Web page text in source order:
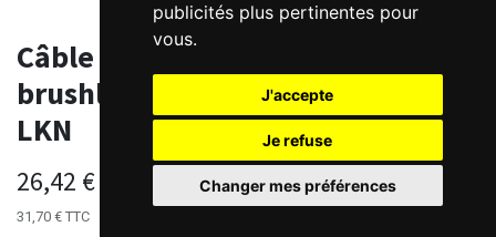
publicités plus pertinentes pour
vous.
J'accepte
Je refuse
Changer mes préférences
Câble puissance standard
brushless Kinco KC0 pour moteurs
LKN
26,42 €
31,70 € TTC